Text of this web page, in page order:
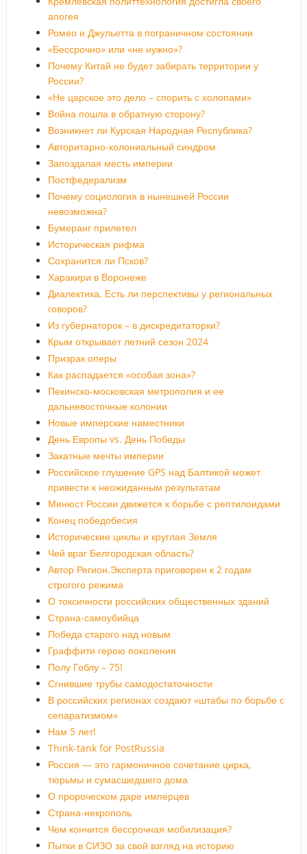
апогея
Ромео и Джульетта в пограничном состоянии
«Бессрочно» или «не нужно»?
Почему Китай не будет забирать территории у
России?
«Не царское это дело – спорить с холопами»
Война пошла в обратную сторону?
Возникнет ли Курская Народная Республика?
Авторитарно-колониальный синдром
Запоздалая месть империи
Постфедерализм
Почему социология в нынешней России
невозможна?
Бумеранг прилетел
Историческая рифма
Сохранится ли Псков?
Харакири в Воронеже
Диалектика. Есть ли перспективы у региональных
говоров?
Из губернаторок – в дискредитаторки?
Крым открывает летний сезон 2024
Призрак оперы
Как распадается «особая зона»?
Пекинско-московская метрополия и ее
дальневосточные колонии
Новые имперские наместники
День Европы vs. День Победы
Закатные мечты империи
Российское глушение GPS над Балтикой может
привести к неожиданным результатам
Минюст России движется к борьбе с рептилоидами
Конец победобесия
Исторические циклы и круглая Земля
Чей враг Белгородская область?
Автор Регион.Эксперта приговорен к 2 годам
строгого режима
О токсичности российских общественных зданий
Страна-самоубийца
Победа старого над новым
Граффити герою поколения
Полу Гоблу – 75!
Сгнившие трубы самодостаточности
В российских регионах создают «штабы по борьбе с
сепаратизмом»
Нам 5 лет!
Think-tank for PostRussia
Россия — это гармоничное сочетание цирка,
тюрьмы и сумасшедшего дома
О пророческом даре имперцев
Страна-некрополь
Чем кончится бессрочная мобилизация?
Пытки в СИЗО за свой взгляд на историю